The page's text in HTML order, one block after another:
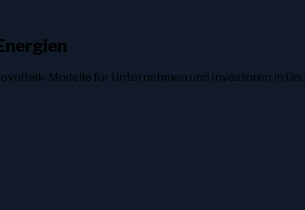
Modelle für Unternehmen und Investoren in